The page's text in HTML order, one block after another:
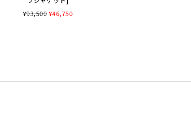
¥93,500¥46,750